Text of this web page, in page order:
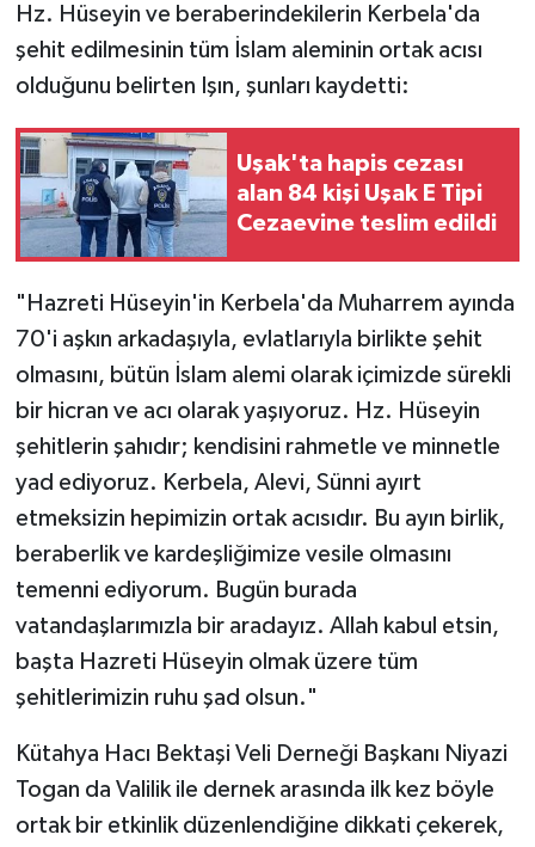
Hz. Hüseyin ve beraberindekilerin Kerbela'da
şehit edilmesinin tüm İslam aleminin ortak acısı
olduğunu belirten Işın, şunları kaydetti:
Uşak'ta hapis cezası
alan 84 kişi Uşak E Tipi
Cezaevine teslim edildi
"Hazreti Hüseyin'in Kerbela'da Muharrem ayında
70'i aşkın arkadaşıyla, evlatlarıyla birlikte şehit
olmasını, bütün İslam alemi olarak içimizde sürekli
bir hicran ve acı olarak yaşıyoruz. Hz. Hüseyin
şehitlerin şahıdır; kendisini rahmetle ve minnetle
yad ediyoruz. Kerbela, Alevi, Sünni ayırt
etmeksizin hepimizin ortak acısıdır. Bu ayın birlik,
beraberlik ve kardeşliğimize vesile olmasını
temenni ediyorum. Bugün burada
vatandaşlarımızla bir aradayız. Allah kabul etsin,
başta Hazreti Hüseyin olmak üzere tüm
şehitlerimizin ruhu şad olsun."
Kütahya Hacı Bektaşi Veli Derneği Başkanı Niyazi
Togan da Valilik ile dernek arasında ilk kez böyle
ortak bir etkinlik düzenlendiğine dikkati çekerek,